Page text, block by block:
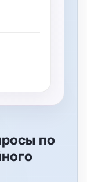
по